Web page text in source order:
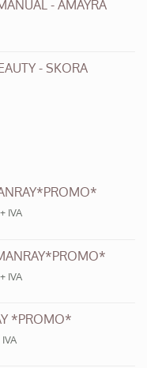
- AMAYRA
- SKORA
+ IVA
+ IVA
*PROMO*
IVA